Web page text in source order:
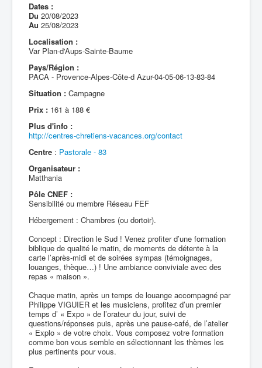
Dates :
Du 20/08/2023
Au 25/08/2023
Localisation :
Var Plan-d'Aups-Sainte-Baume
Pays/Région :
PACA - Provence-Alpes-Côte-d Azur-04-05-06-13-83-84
Situation : Campagne
Prix : 161 à 188 €
Plus d'info :
http://centres-chretiens-vacances.org/contact
Centre : Pastorale - 83
Organisateur :
Matthania
Pôle CNEF :
Sensibilité ou membre Réseau FEF
Hébergement : Chambres (ou dortoir).
Concept : Direction le Sud ! Venez profiter d’une formation
biblique de qualité le matin, de moments de détente à la
carte l’après-midi et de soirées sympas (témoignages,
louanges, thèque…) ! Une ambiance conviviale avec des
repas « maison ».
Chaque matin, après un temps de louange accompagné par
Philippe VIGUIER et les musiciens, profitez d’un premier
temps d’ « Expo » de l’orateur du jour, suivi de
questions/réponses puis, après une pause-café, de l’atelier
« Explo » de votre choix. Vous composez votre formation
comme bon vous semble en sélectionnant les thèmes les
plus pertinents pour vous.